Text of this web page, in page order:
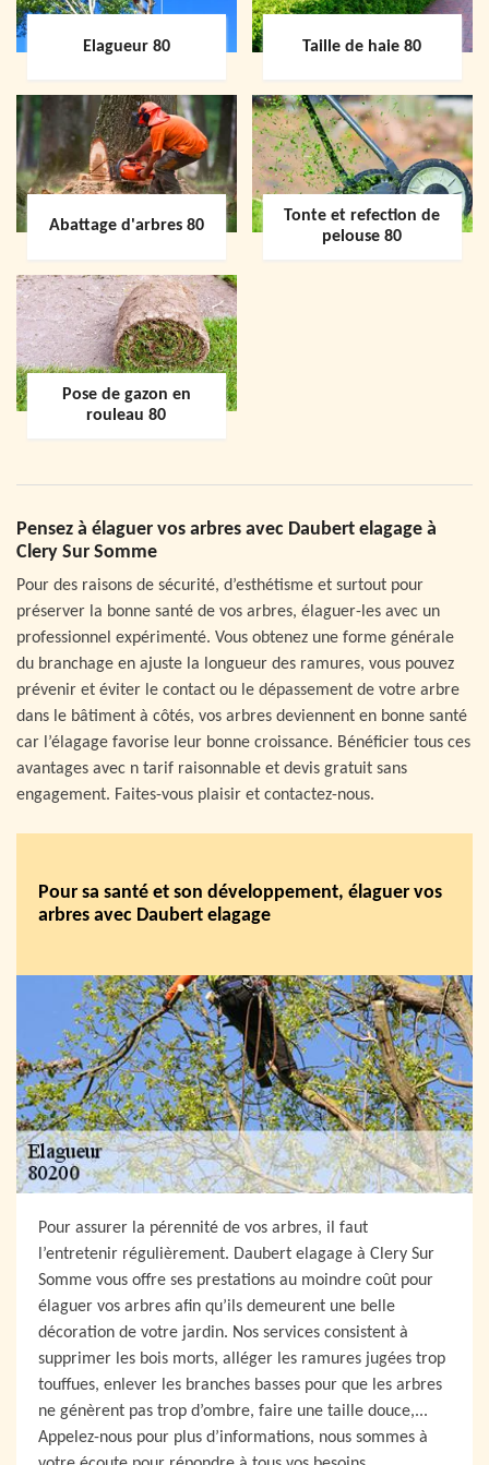
Elagueur 80 Taille de haie 80
Abattage d'arbres 80
Tonte et refection de
pelouse 80
Pose de gazon en
rouleau 80
Pensez à élaguer vos arbres avec Daubert elagage à
Clery Sur Somme
Pour des raisons de sécurité, d’esthétisme et surtout pour
préserver la bonne santé de vos arbres, élaguer-les avec un
professionnel expérimenté. Vous obtenez une forme générale
du branchage en ajuste la longueur des ramures, vous pouvez
prévenir et éviter le contact ou le dépassement de votre arbre
dans le bâtiment à côtés, vos arbres deviennent en bonne santé
car l’élagage favorise leur bonne croissance. Bénéficier tous ces
avantages avec n tarif raisonnable et devis gratuit sans
engagement. Faites-vous plaisir et contactez-nous.
Pour sa santé et son développement, élaguer vos
arbres avec Daubert elagage
Pour assurer la pérennité de vos arbres, il faut
l’entretenir régulièrement. Daubert elagage à Clery Sur
Somme vous offre ses prestations au moindre coût pour
élaguer vos arbres afin qu’ils demeurent une belle
décoration de votre jardin. Nos services consistent à
supprimer les bois morts, alléger les ramures jugées trop
touffues, enlever les branches basses pour que les arbres
ne génèrent pas trop d’ombre, faire une taille douce,...
Appelez-nous pour plus d’informations, nous sommes à